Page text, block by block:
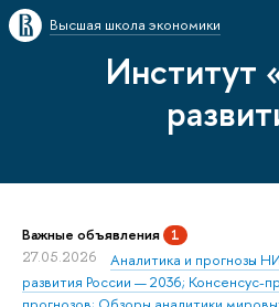
Высшая школа экономики
Институт
Важные объявления 1
27.05.2026
Аналитика и прогнозы
развития России — 2036; Консенсус-